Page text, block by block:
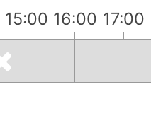
15:00 16:00 17:00